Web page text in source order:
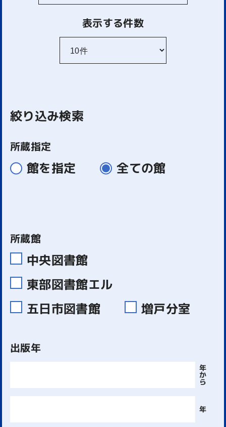
表示する件数
絞り込み検索
所蔵指定
館を指定 全ての館
所蔵館
中央図書館
東部図書館エル
五日市図書館
増戸分室
出版年
年
か
ら
年